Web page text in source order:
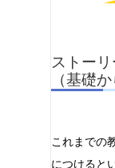
ストー
（基礎
これまでの
につけると